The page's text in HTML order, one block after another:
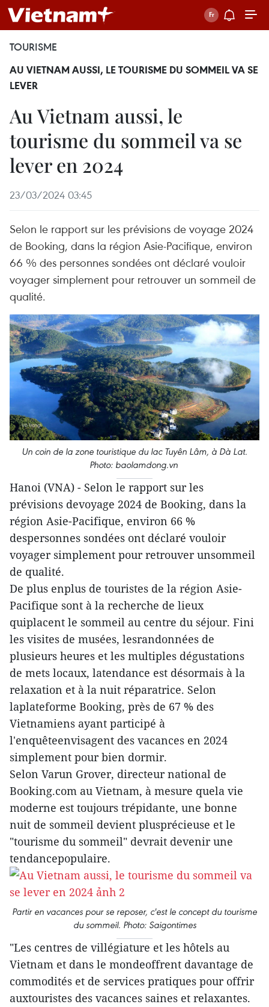
TOURISME
AU VIETNAM AUSSI, LE TOURISME DU SOMMEIL VA SE
LEVER
Au Vietnam aussi, le
tourisme du sommeil va se
lever en 2024
23/03/2024 03:45
Selon le rapport sur les prévisions de voyage 2024
de Booking, dans la région Asie-Pacifique, environ
66 % des personnes sondées ont déclaré vouloir
voyager simplement pour retrouver un sommeil de
qualité.
Un coin de la zone touristique du lac Tuyên Lâm, à Dà Lat.
Photo: baolamdong.vn
Hanoi (VNA) - Selon le rapport sur les
prévisions devoyage 2024 de Booking, dans la
région Asie-Pacifique, environ 66 %
despersonnes sondées ont déclaré vouloir
voyager simplement pour retrouver unsommeil
de qualité.
De plus enplus de touristes de la région Asie-
Pacifique sont à la recherche de lieux
quiplacent le sommeil au centre du séjour. Fini
les visites de musées, lesrandonnées de
plusieurs heures et les multiples dégustations
de mets locaux, latendance est désormais à la
relaxation et à la nuit réparatrice. Selon
laplateforme Booking, près de 67 % des
Vietnamiens ayant participé à
l'enquêteenvisagent des vacances en 2024
simplement pour bien dormir.
Selon Varun Grover, directeur national de
Booking.com au Vietnam, à mesure quela vie
moderne est toujours trépidante, une bonne
nuit de sommeil devient plusprécieuse et le
"tourisme du sommeil" devrait devenir une
tendancepopulaire.
Partir en vacances pour se reposer, c'est le concept du tourisme
du sommeil. Photo: Saigontimes
"Les centres de villégiature et les hôtels au
Vietnam et dans le mondeoffrent davantage de
commodités et de services pratiques pour offrir
auxtouristes des vacances saines et relaxantes.